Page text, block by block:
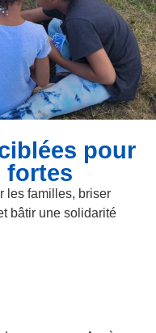
pour
fortes
les familles, briser
bâtir une solidarité